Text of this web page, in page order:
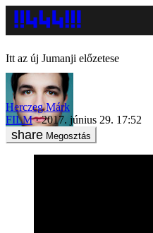
Itt az új Jumanji előzetese
Herczeg Márk
FILM
2017. június 29. 17:52
Megosztás